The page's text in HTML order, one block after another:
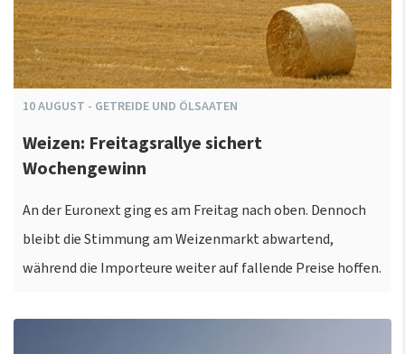
10AUGUST - GETREIDE UND ÖLSAATEN
Weizen: Freitagsrallye sichert
Wochengewinn
An der Euronext ging es am Freitag nach oben. Dennoch
bleibt die Stimmung am Weizenmarkt abwartend,
während die Importeure weiter auf fallende Preise hoffen.